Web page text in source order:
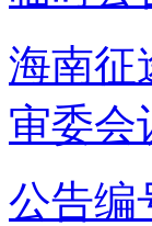
海南征
审委会
公告编